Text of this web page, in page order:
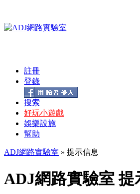
註冊
登錄
搜索
好玩小遊戲
娛樂設施
幫助
ADJ網路實驗室 » 提示信息
ADJ網路實驗室 提